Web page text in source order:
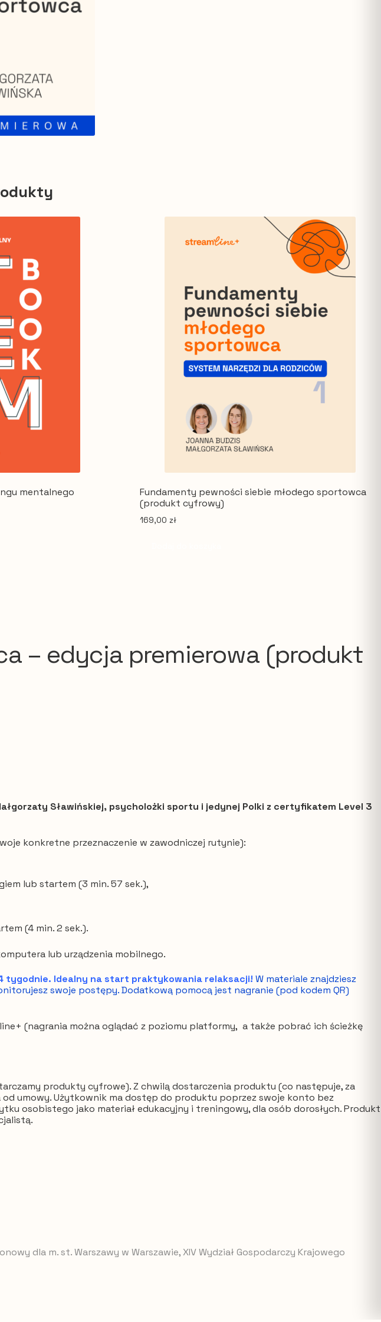
mentalnego
Fundamenty pewności siebie młodego sportowca
(produkt cyfrowy)
169,00 zł
– edycja premierowa (produkt
Sławińskiej, psycholożki sportu i jedynej Polki z certyfikatem Level 3
konkretne przeznaczenie w zawodniczej rutynie):
lub startem (3 min. 57 sek.),
(4 min. 2 sek.).
lub urządzenia mobilnego.
tygodnie. Idealny na start praktykowania relaksacji! W materiale znajdziesz
swoje postępy. Dodatkową pomocą jest nagranie (pod kodem QR)
(nagrania można oglądać z poziomu platformy, a także pobrać ich ścieżkę
produkty cyfrowe). Z chwilą dostarczenia produktu (co następuje, za
umowy. Użytkownik ma dostęp do produktu poprzez swoje konto bez
osobistego jako materiał edukacyjny i treningowy, dla osób dorosłych. Produkt
dla m. st. Warszawy w Warszawie, XIV Wydział Gospodarczy Krajowego